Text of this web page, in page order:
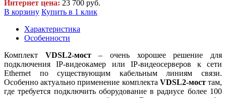
Интернет цена: 23 700 руб.
В корзину Купить в 1 клик
Характеристика
Особенности
Комплект VDSL2-мост– очень хорошее решение для
подключения IP-видеокамер или IP-видеосерверов к сети
Ethernet по существующим кабельным линиям связи.
Особенно актуально применение комплекта VDSL2-мосттам,
где требуется подключить оборудование в радиусе более 100